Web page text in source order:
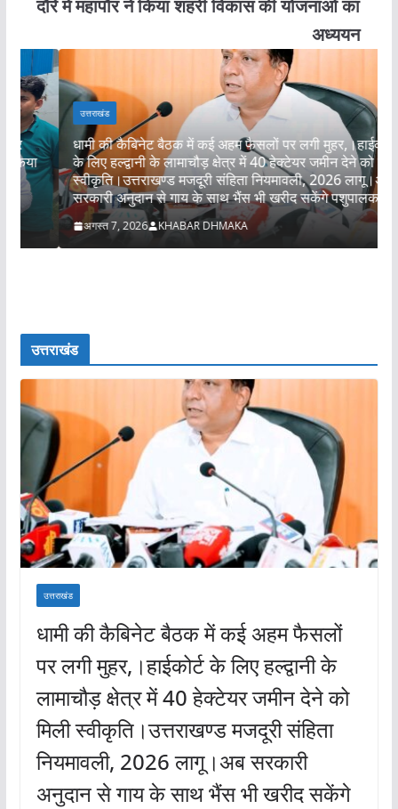
दौरे में महापौर ने किया शहरी विकास की योजनाओं का
अध्ययन
उत्तराखंड
धामी की कैबिनेट बैठक में कई अहम फैसलों पर लगी मुहर,।हाईकोर्ट
के लिए हल्द्वानी के लामाचौड़ क्षेत्र में 40 हेक्टेयर जमीन देने को मिली
स्वीकृति।उत्तराखण्ड मजदूरी संहिता नियमावली, 2026 लागू।अब
सरकारी अनुदान से गाय के साथ भैंस भी खरीद सकेंगे पशुपालक।।
अगस्त 7, 2026 KHABAR DHMAKA
उत्तराखंड
उत्तराखंड
धामी की कैबिनेट बैठक में कई अहम फैसलों
पर लगी मुहर,।हाईकोर्ट के लिए हल्द्वानी के
लामाचौड़ क्षेत्र में 40 हेक्टेयर जमीन देने को
मिली स्वीकृति।उत्तराखण्ड मजदूरी संहिता
नियमावली, 2026 लागू।अब सरकारी
अनुदान से गाय के साथ भैंस भी खरीद सकेंगे